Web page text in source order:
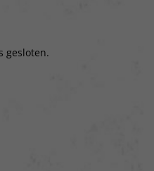
gesloten.